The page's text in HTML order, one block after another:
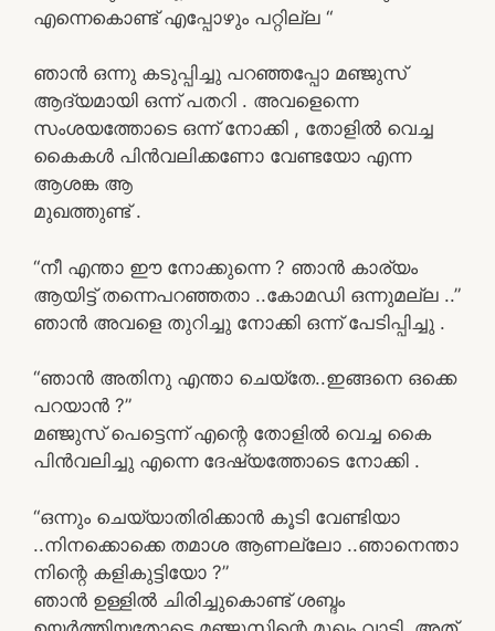
എന്നെകൊണ്ട് എപ്പോഴും പറ്റില്ല “
ഞാൻ ഒന്നു കടുപ്പിച്ചു പറഞ്ഞപ്പോ മഞ്ജുസ്
ആദ്യമായി ഒന്ന് പതറി . അവളെന്നെ
സംശയത്തോടെ ഒന്ന് നോക്കി , തോളിൽ വെച്ച
കൈകൾ പിൻവലിക്കണോ വേണ്ടയോ എന്ന
ആശങ്ക ആ
മുഖത്തുണ്ട് .
“നീ എന്താ ഈ നോക്കുന്നെ ? ഞാൻ കാര്യം
ആയിട്ട് തന്നെപറഞ്ഞതാ ..കോമഡി ഒന്നുമല്ല ..”
ഞാൻ അവളെ തുറിച്ചു നോക്കി ഒന്ന് പേടിപ്പിച്ചു .
“ഞാൻ അതിനു എന്താ ചെയ്തേ..ഇങ്ങനെ ഒക്കെ
പറയാൻ ?”
മഞ്ജുസ് പെട്ടെന്ന് എന്റെ തോളിൽ വെച്ച കൈ
പിൻവലിച്ചു എന്നെ ദേഷ്യത്തോടെ നോക്കി .
“ഒന്നും ചെയ്യാതിരിക്കാൻ കൂടി വേണ്ടിയാ
..നിനക്കൊക്കെ തമാശ ആണല്ലോ ..ഞാനെന്താ
നിന്റെ കളികുട്ടിയോ ?”
ഞാൻ ഉള്ളിൽ ചിരിച്ചുകൊണ്ട് ശബ്ദം